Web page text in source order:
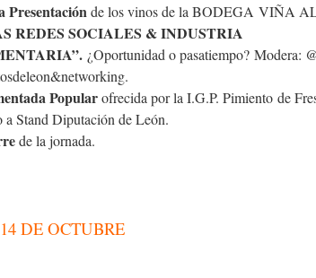
Presentaciónde los vinos de la BODEGA VIÑA
REDES SOCIALES & INDUSTRIA
¿Oportunidad o pasatiempo? Modera:
Popularofrecida por la I.G.P. Pimiento de
a Stand Diputación de León.
de la jornada.
DE OCTUBRE